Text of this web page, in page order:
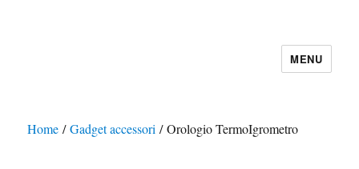
MENU
Home /Gadget accessori / Orologio TermoIgrometro